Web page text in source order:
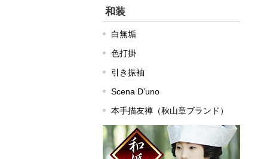
和装
白無垢
色打掛
引き振袖
Scena D’uno
本手描友禅（秋山章ブランド）